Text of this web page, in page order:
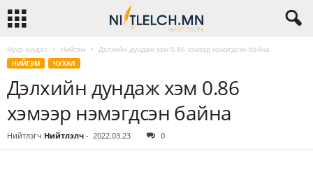
Нүүр хуудас Нийгэм Дэлхийн дундаж хэм 0.86 хэмээр нэмэгдсэн байна
НИЙГЭМ ЧУХАЛ
Дэлхийн дундаж хэм 0.86
хэмээр нэмэгдсэн байна
Нийтлэгч Нийтлэлч - 2022.03.23 0